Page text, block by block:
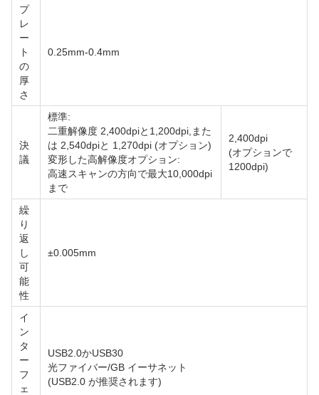
プ
レ
ー
ト
の
厚
さ
0.25mm-0.4mm
決
議
標準:
二重解像度 2,400dpiと1,200dpi,また
は 2,540dpiと 1,270dpi (オプション)
変形した高解像度オプション:
高速スキャンの方向で最大10,000dpi
まで
2,400dpi
(オプションで
1200dpi)
繰
り
返
し
可
能
性
±0.005mm
イ
ン
タ
ー
フ
ェ
USB2.0かUSB30
光ファイバー/GB イーサネット
(USB2.0 が推奨されます)